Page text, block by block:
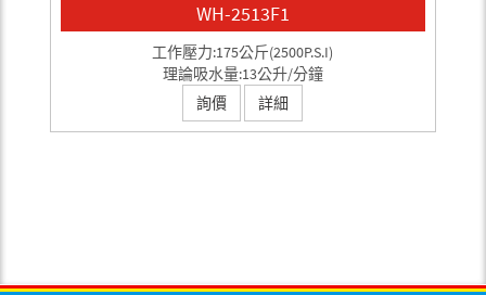
WH-2513F1
工作壓力:175公斤(2500P.S.I)
理論吸水量:13公升/分鐘
詢價
詳細